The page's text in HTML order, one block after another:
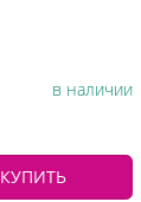
в наличии
КУПИТЬ